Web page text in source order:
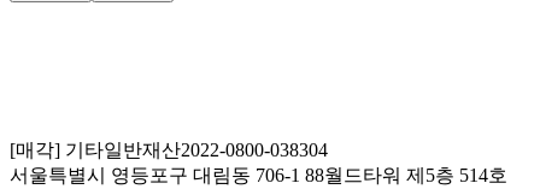
[매각] 기타일반재산2022-0800-038304
서울특별시 영등포구 대림동 706-1 88월드타워 제5층 514호